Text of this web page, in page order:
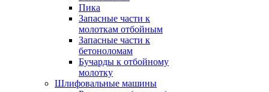
Пика
Запасные части к
молоткам отбойным
Запасные части к
бетоноломам
Бучарды к отбойному
молотку
Шлифовальные машины